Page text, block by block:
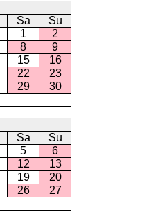
Sa
Su
1
2
8
9
15
16
22
23
29
30
Sa
Su
5
6
12
13
19
20
26
27